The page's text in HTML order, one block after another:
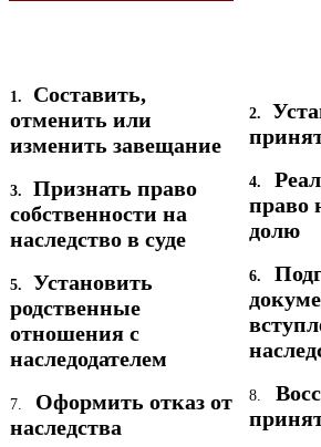
1.
Составить,
отменить или
изменить завещание
3.
Признать право
собственности на
наследство в суде
5.
Установить
родственные
отношения с
наследодателем
7. Оформить отказ от
наследства
2.
4.
право
долю
6.
8.